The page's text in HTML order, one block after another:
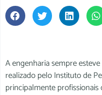
A engenharia sempre
realizado pelo Instituto de
principalmente